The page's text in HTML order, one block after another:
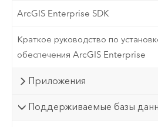
ArcGIS Enterprise SDK
Краткое руководство по
обеспечения ArcGIS Enterprise
Приложения
Поддерживаемые базы